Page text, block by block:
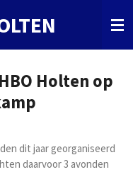
Holten op
dit jaar georganiseerd
daarvoor 3 avonden